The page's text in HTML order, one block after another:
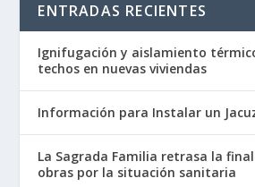
ENTRADAS RECIENTES
Ignifugación y aislamiento
techos en nuevas viviendas
Información para Instalar un
La Sagrada Familia retrasa la
obras por la situación sanitaria